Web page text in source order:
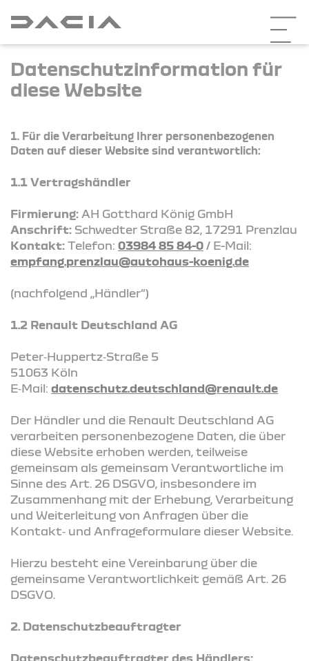
Datenschutzinformation für
diese Website
1. Für die Verarbeitung Ihrer personenbezogenen
Daten auf dieser Website sind verantwortlich:
1.1 Vertragshändler
Firmierung: AH Gotthard König GmbH
Anschrift: Schwedter Straße 82, 17291 Prenzlau
Kontakt: Telefon: 03984 85 84-0 / E-Mail:
empfang.prenzlau@autohaus-koenig.de
(nachfolgend „Händler“)
1.2 Renault Deutschland AG
Peter‑Huppertz‑Straße 5
51063 Köln
E‑Mail: datenschutz.deutschland@renault.de
Der Händler und die Renault Deutschland AG
verarbeiten personenbezogene Daten, die über
diese Website erhoben werden, teilweise
gemeinsam als gemeinsam Verantwortliche im
Sinne des Art. 26 DSGVO, insbesondere im
Zusammenhang mit der Erhebung, Verarbeitung
und Weiterleitung von Anfragen über die
Kontakt‑ und Anfrageformulare dieser Website.
Hierzu besteht eine Vereinbarung über die
gemeinsame Verantwortlichkeit gemäß Art. 26
DSGVO.
2. Datenschutzbeauftragter
Datenschutzbeauftragter des Händlers: